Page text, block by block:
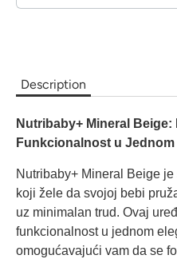
Description
Nutribaby+ Mineral
Funkcionalnost u Jednom
Nutribaby+ Mineral Beige
koji žele da svojoj bebi
uz minimalan trud. Ovaj
funkcionalnost u jednom
omogućavajući vam da se